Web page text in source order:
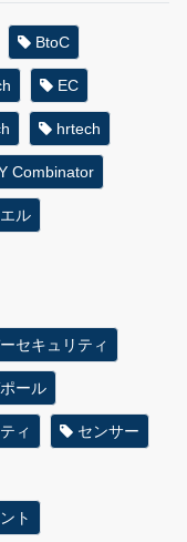
BtoC
EC
hrtech
Combinator
ル
セキュリティ
ール
ィ センサー
ト